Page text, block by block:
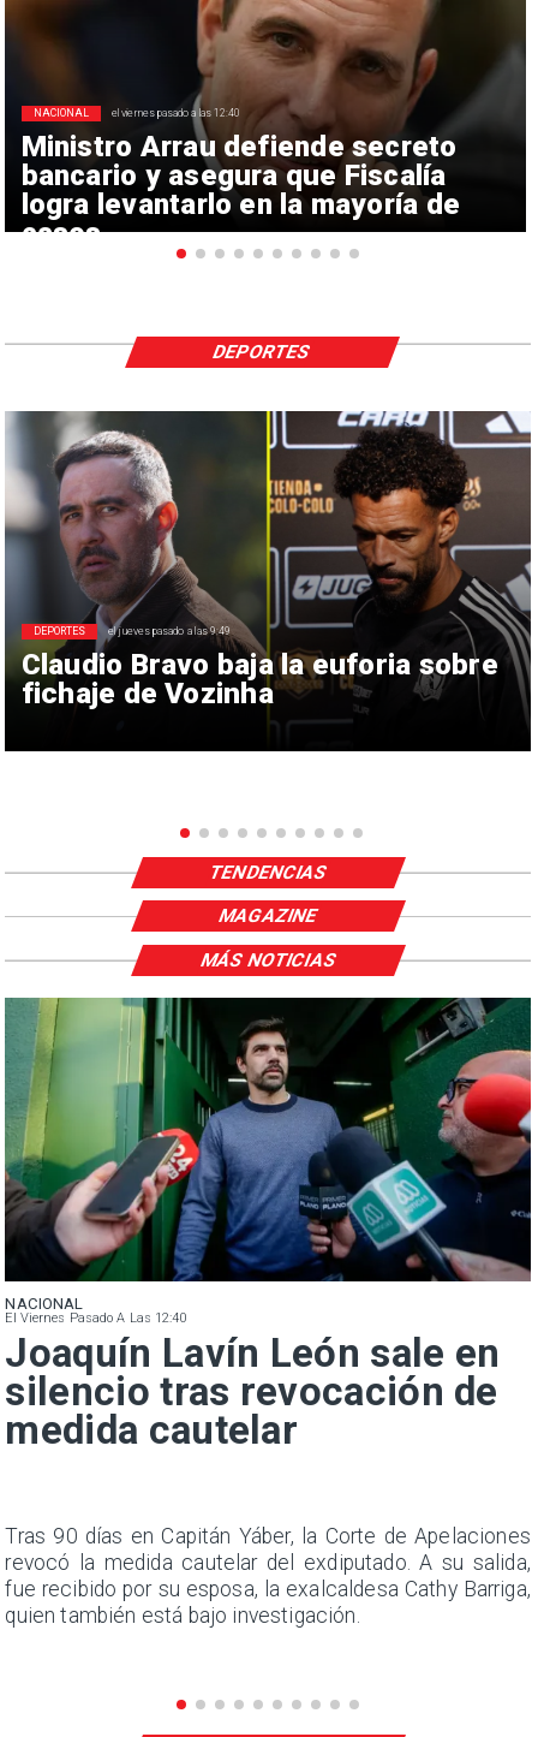
Ministro Arrau defiende secreto
bancario y asegura que Fiscalía
logra levantarlo en la mayoría de
casos
NACIONAL el viernes pasado a las 12:40
Claudio Bravo baja la euforia sobre
fichaje de Vozinha
DEPORTES el jueves pasado a las 9:49
DEPORTES
TENDENCIAS
MAGAZINE
NACIONAL
El Viernes Pasado A Las 12:40
Joaquín Lavín León sale en
silencio tras revocación de
medida cautelar
Tras 90 días en Capitán Yáber, la Corte de Apelaciones
revocó la medida cautelar del exdiputado. A su salida,
fue recibido por su esposa, la exalcaldesa Cathy Barriga,
quien también está bajo investigación.
MÁS NOTICIAS